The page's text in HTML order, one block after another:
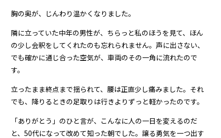
胸の奥が、じんわり温かくなりました。
隣に立っていた中年の男性が、ちらっと私のほうを見て、ほん
の少し会釈をしてくれたのも忘れられません。声に出さない、
でも確かに通じ合った空気が、車両のその一角に流れたので
す。
立ったまま終点まで揺られて、腰は正直少し痛みました。それ
でも、降りるときの足取りは行きよりずっと軽かったのです。
「ありがとう」のひと言が、こんなに人の一日を変えるのだ
と、50代になって改めて知った朝でした。譲る勇気を一つ出す